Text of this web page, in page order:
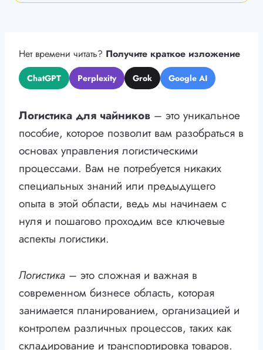
Нет времени читать? Получите краткое изложение
ChatGPT Perplexity Grok Google AI
Логистика для чайников – это уникальное
пособие, которое позволит вам разобраться в
основах управления логистическими
процессами. Вам не потребуется никаких
специальных знаний или предыдущего
опыта в этой области, ведь мы начинаем с
нуля и пошагово проходим все ключевые
аспекты логистики.
Логистика – это сложная и важная в
современном бизнесе область, которая
занимается планированием, организацией и
контролем различных процессов, таких как
складирование и транспортировка товаров.